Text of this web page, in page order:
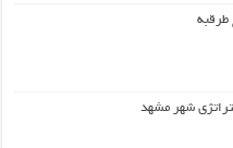
طرقبه
شهر مشهد